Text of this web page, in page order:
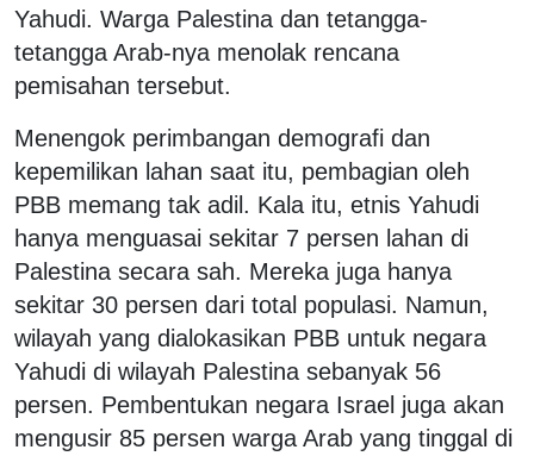
Yahudi. Warga Palestina dan tetangga-
tetangga Arab-nya menolak rencana
pemisahan tersebut.
Menengok perimbangan demografi dan
kepemilikan lahan saat itu, pembagian oleh
PBB memang tak adil. Kala itu, etnis Yahudi
hanya menguasai sekitar 7 persen lahan di
Palestina secara sah. Mereka juga hanya
sekitar 30 persen dari total populasi. Namun,
wilayah yang dialokasikan PBB untuk negara
Yahudi di wilayah Palestina sebanyak 56
persen. Pembentukan negara Israel juga akan
mengusir 85 persen warga Arab yang tinggal di